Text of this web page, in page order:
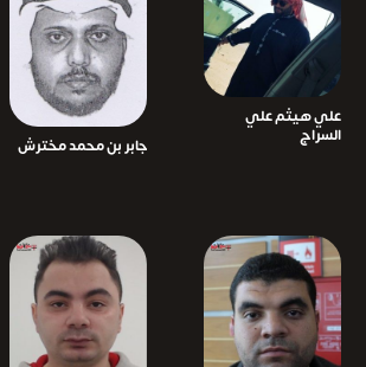
علي هيثم علي
السراج
جابر بن محمد مخترش